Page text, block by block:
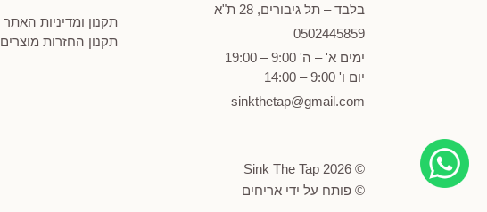
בלבד – תל גיבורים, 28 ת"א
0502445859
ימים א' – ה' 9:00 – 19:00
יום ו' 9:00 – 14:00
sinkthetap@gmail.com
תקנון ומדיניות האתר
תקנון החזרות מוצרים
© Sink The Tap 2026
© פותח על ידי אריחים